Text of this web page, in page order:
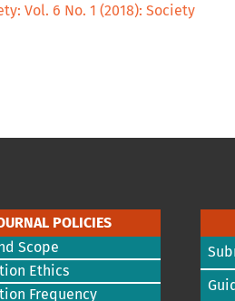
Vol. 6 No. 1 (2018): Society
POLICIES
Scope
Ethics
Frequency